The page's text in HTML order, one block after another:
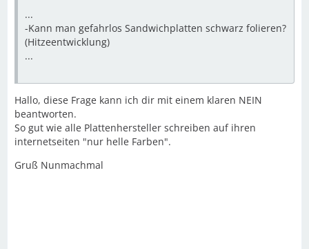
...
-Kann man gefahrlos Sandwichplatten schwarz folieren?
(Hitzeentwicklung)
...
Hallo, diese Frage kann ich dir mit einem klaren NEIN
beantworten.
So gut wie alle Plattenhersteller schreiben auf ihren
internetseiten "nur helle Farben".
Gruß Nunmachmal